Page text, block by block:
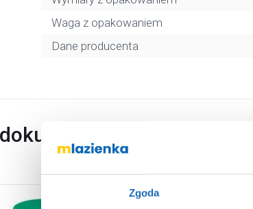
Zgoda
Waga z opakowaniem
Dane producenta